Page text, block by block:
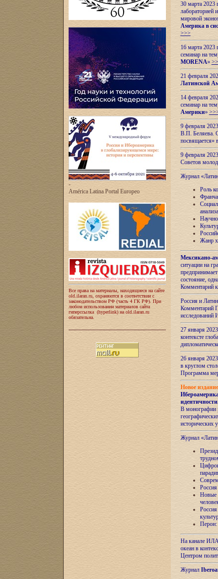
-
América Latina Portal Europeo
Все права на материалы, находящиеся на сайте
old.ilaran.ru, охраняются в соответствии с
законодательством РФ (часть 4 ГК РФ). При
любом использовании материалов сайта
гиперссылка (hyperlink) на old.ilaran.ru
обязательна.
30 марта 2023
лабораторией
мировой
Америка в
>>>
16 марта 2023
семинар на
MORENA»
21 февраля
Латинской
14 февраля
семинар на
Америки»
9 февраля
В.П. Беляева.
посвящается»
9 февраля
Советов
Журнал
Роль
анализа
Жанр
Мексикано-
ситуации на
состояние,
Комментарий
Россия и
Комментарий
27 января
контексте
26 января
в круглом
Программа
Новое
идентичности
В монографии
исторических
Журнал
Новые
Перон:
На канале
океан в
Центром
Журнал